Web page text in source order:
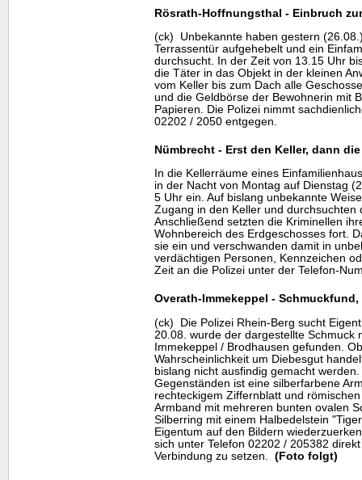
Rösrath-Hoffnungsthal - Einbruch
(ck) Unbekannte haben gestern
Terrassentür aufgehebelt und ein
durchsucht. In der Zeit von 13.15 Uhr
die Täter in das Objekt in der kleinen
vom Keller bis zum Dach alle
und die Geldbörse der Bewohnerin mit
Papieren. Die Polizei nimmt
02202 / 2050 entgegen.
Nümbrecht - Erst den Keller, dann
In die Kellerräume eines
in der Nacht von Montag auf Dienstag
5 Uhr ein. Auf bislang unbekannte
Zugang in den Keller und durchsuchten
Anschließend setzten die Kriminellen
Wohnbereich des Erdgeschosses fort.
sie ein und verschwanden damit in
verdächtigen Personen, Kennzeichen
Zeit an die Polizei unter der Telefon-
Overath-Immekeppel -
(ck) Die Polizei Rhein-Berg sucht
20.08. wurde der dargestellte Schmuck
Immekeppel / Brodhausen gefunden.
Wahrscheinlichkeit um Diebesgut
bislang nicht ausfindig gemacht
Gegenständen ist eine silberfarbene
rechteckigem Ziffernblatt und
Armband mit mehreren bunten ovalen
Silberring mit einem Halbedelstein
Eigentum auf den Bildern
sich unter Telefon 02202 / 205382
Verbindung zu setzen. (Foto folgt)